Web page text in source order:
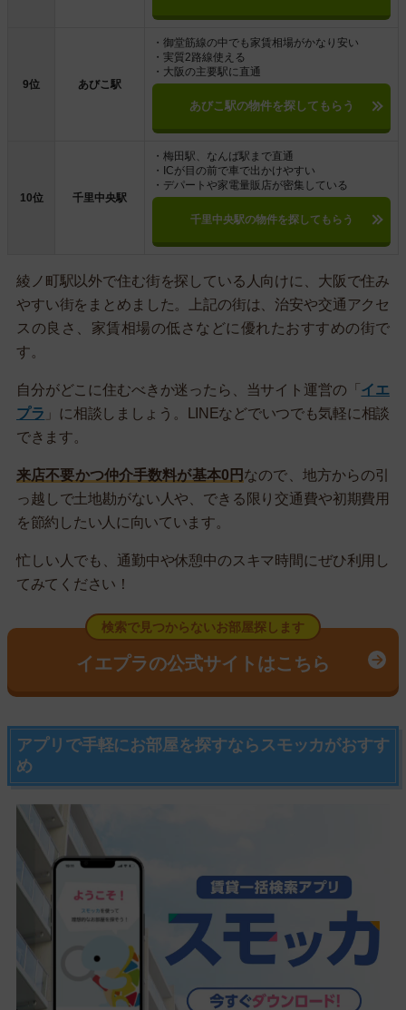
9位 あびこ駅
・御堂筋線の中でも家賃相場がかなり安い
・実質2路線使える
・大阪の主要駅に直通
あびこ駅の物件を探してもらう
10位 千里中央駅
・梅田駅、なんば駅まで直通
・ICが目の前で車で出かけやすい
・デパートや家電量販店が密集している
千里中央駅の物件を探してもらう
綾ノ町駅以外で住む街を探している人向けに、大阪で住み
やすい街をまとめました。上記の街は、治安や交通アクセ
スの良さ、家賃相場の低さなどに優れたおすすめの街で
す。
自分がどこに住むべきか迷ったら、当サイト運営の「 イエ
プラ 」に相談しましょう。LINEなどでいつでも気軽に相談
できます。
来店不要かつ仲介手数料が基本0円 なので、地方からの引
っ越しで土地勘がない人や、できる限り交通費や初期費用
を節約したい人に向いています。
忙しい人でも、通勤中や休憩中のスキマ時間にぜひ利用し
てみてください！
検索で見つからないお部屋探します
イエプラの公式サイトはこちら
アプリで手軽にお部屋を探すならスモッカがおすす
め